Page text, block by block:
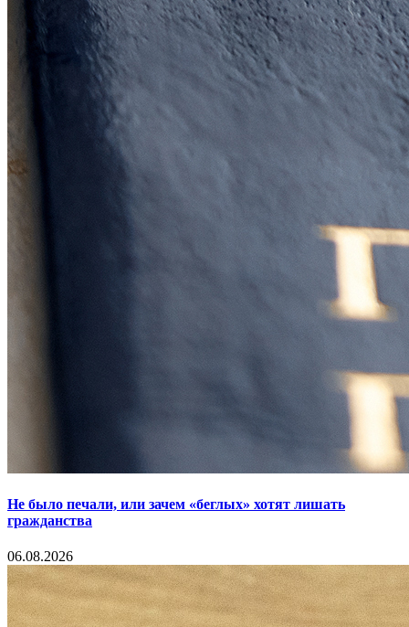
Не было печали, или зачем «беглых» хотят лишать
гражданства
06.08.2026